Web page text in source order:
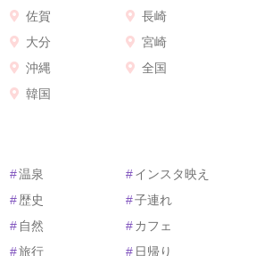
佐賀
長崎
大分
宮崎
沖縄
全国
韓国
#温泉 #インスタ映え
#歴史 #子連れ
# 自然 # カフェ
#旅行 # 日帰り